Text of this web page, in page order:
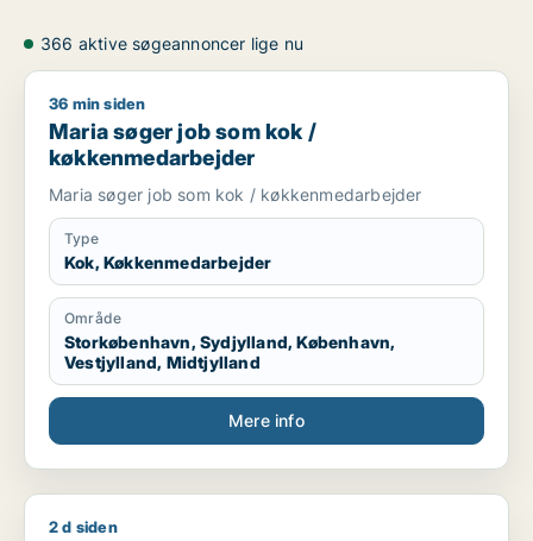
366 aktive søgeannoncer lige nu
Maria søger job som kok / køkkenmedarbejder
36 min siden
Maria søger job som kok /
køkkenmedarbejder
Maria søger job som kok / køkkenmedarbejder
Type
Kok, Køkkenmedarbejder
Område
Storkøbenhavn, Sydjylland, København,
Vestjylland, Midtjylland
Mere info
CrisLynn søger job som sosu-assistent / socialrådgiver /
2 d siden